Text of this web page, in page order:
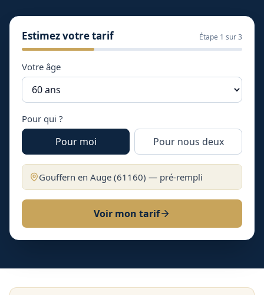
Estimez votre tarif Étape 1 sur 3
Votre âge
Pour qui ?
Pour moi Pour nous deux
Gouffern en Auge (61160) — pré-rempli
Voir mon tarif